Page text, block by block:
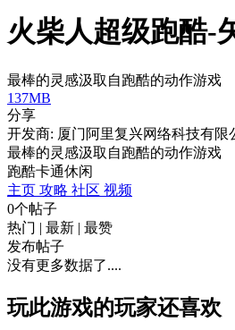
火柴人超级跑酷-
最棒的灵感汲取自跑酷的动作游戏
137MB
分享
开发商: 厦门阿里复兴网络科技有限
最棒的灵感汲取自跑酷的动作游戏
跑酷卡通休闲
主页 攻略 社区 视频
0个帖子
热门 | 最新 | 最赞
发布帖子
没有更多数据了....
玩此游戏的玩家还喜欢